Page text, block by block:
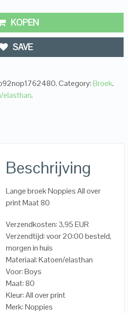
KOPEN
SAVE
.Category:Broek.
elasthan.
Beschrijving
Lange broek Noppies All over
print Maat 80
Verzendkosten: 3,95 EUR
Verzendtijd: voor 20:00 besteld,
morgen in huis
Materiaal: Katoen/elasthan
Voor: Boys
Maat: 80
Kleur: All over print
Merk: Noppies